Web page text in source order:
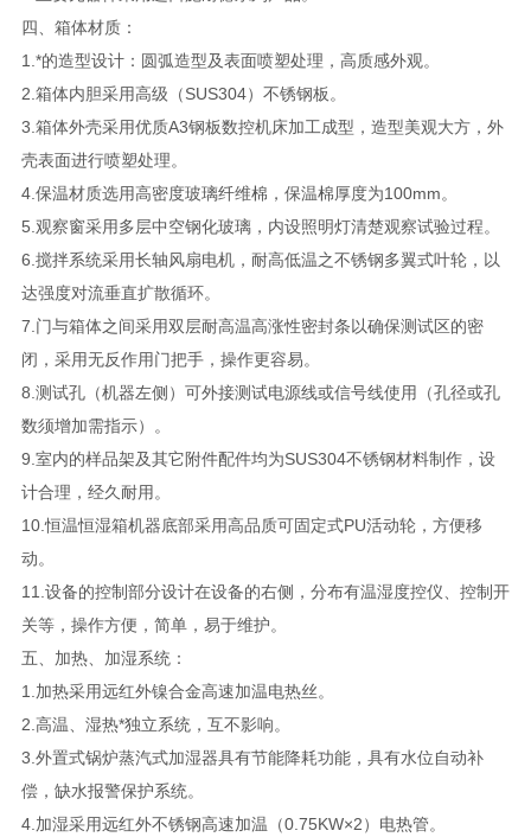
四、箱体材质：
1.*的造型设计：圆弧造型及表面喷塑处理，高质感外观。
2.箱体内胆采用高级（SUS304）不锈钢板。
3.箱体外壳采用优质A3钢板数控机床加工成型，造型美观大方，外
壳表面进行喷塑处理。
4.保温材质选用高密度玻璃纤维棉，保温棉厚度为100mm。
5.观察窗采用多层中空钢化玻璃，内设照明灯清楚观察试验过程。
6.搅拌系统采用长轴风扇电机，耐高低温之不锈钢多翼式叶轮，以
达强度对流垂直扩散循环。
7.门与箱体之间采用双层耐高温高涨性密封条以确保测试区的密
闭，采用无反作用门把手，操作更容易。
8.测试孔（机器左侧）可外接测试电源线或信号线使用（孔径或孔
数须增加需指示）。
9.室内的样品架及其它附件配件均为SUS304不锈钢材料制作，设
计合理，经久耐用。
10.恒温恒湿箱机器底部采用高品质可固定式PU活动轮，方便移
动。
11.设备的控制部分设计在设备的右侧，分布有温湿度控仪、控制开
关等，操作方便，简单，易于维护。
五、加热、加湿系统：
1.加热采用远红外镍合金高速加温电热丝。
2.高温、湿热*独立系统，互不影响。
3.外置式锅炉蒸汽式加湿器具有节能降耗功能，具有水位自动补
偿，缺水报警保护系统。
4.加湿采用远红外不锈钢高速加温（0.75KW×2）电热管。